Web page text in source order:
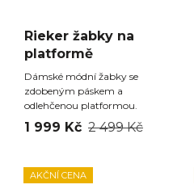
Rieker žabky na
platformě
Dámské módní žabky se
zdobeným páskem a
odlehčenou platformou.
1 999 Kč 2 499 Kč
AKČNÍ CENA